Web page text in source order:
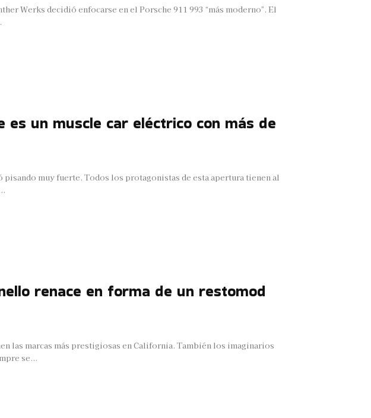
Werks decidió enfocarse en el Porsche 911 993 “más moderno”. El
es un muscle car eléctrico con más de
muy fuerte. Todos los protagonistas de esta apertura tienen al
renace en forma de un restomod
las marcas más prestigiosas en California. También los imaginarios
se...